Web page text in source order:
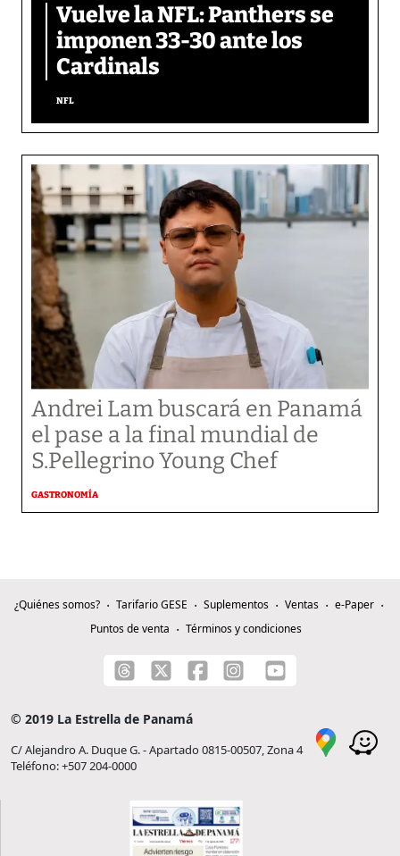
Vuelve la NFL: Panthers se
imponen 33-30 ante los
Cardinals
NFL
Andrei Lam buscará en Panamá
el pase a la final mundial de
S.Pellegrino Young Chef
GASTRONOMÍA
¿Quiénes somos? Tarifario GESE Suplementos Ventas
e-Paper
Puntos de venta
Términos y condiciones
© 2019 La Estrella de Panamá
C/ Alejandro A. Duque G. - Apartado 0815-00507, Zona 4
Teléfono: +507 204-0000